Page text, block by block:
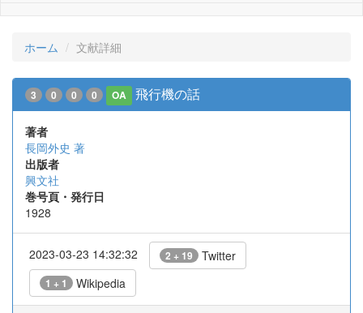
ホーム 文献詳細
3 0 0 0 OA 飛行機の話
著者
長岡外史 著
出版者
興文社
巻号頁・発行日
1928
2023-03-23 14:32:32 2 + 19 Twitter
1 + 1 Wikipedia